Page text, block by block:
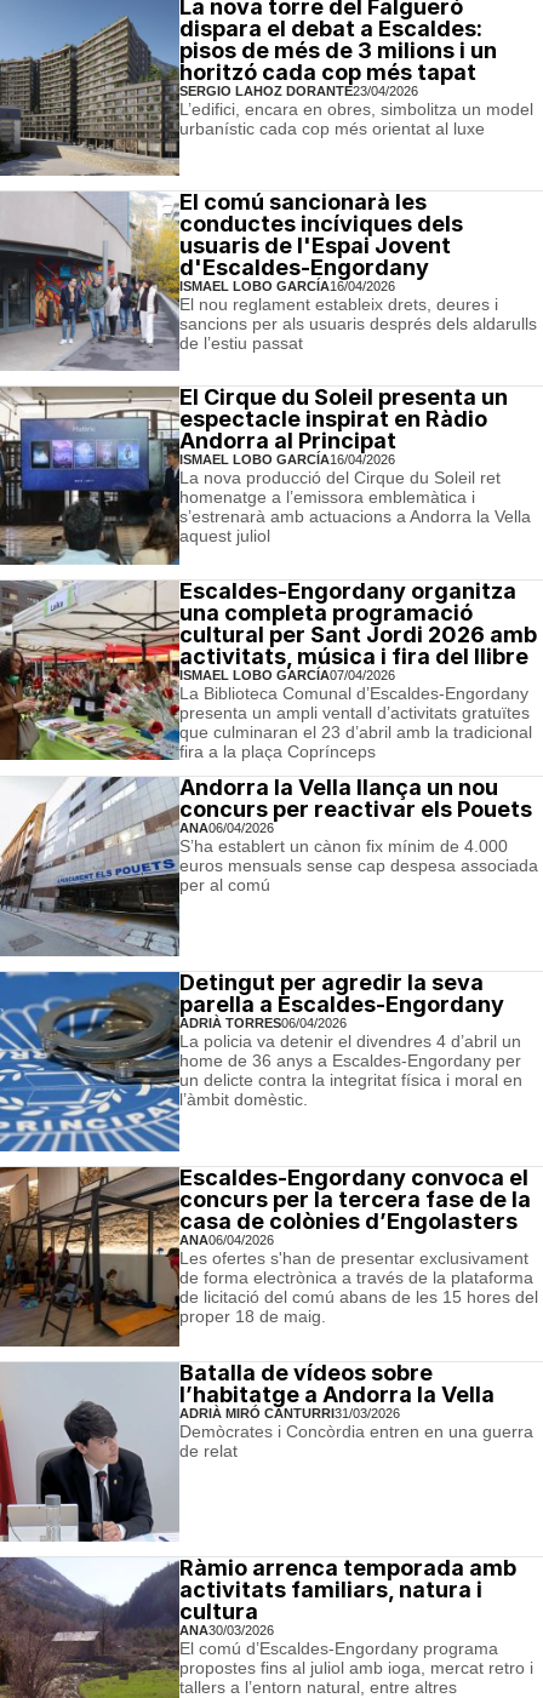
La nova torre del Falgueró
dispara el debat a Escaldes:
pisos de més de 3 milions i un
horitzó cada cop més tapat
SERGIO LAHOZ DORANTE23/04/2026
L’edifici, encara en obres, simbolitza un model
urbanístic cada cop més orientat al luxe
El comú sancionarà les
conductes incíviques dels
usuaris de l'Espai Jovent
d'Escaldes-Engordany
ISMAEL LOBO GARCÍA16/04/2026
El nou reglament estableix drets, deures i
sancions per als usuaris després dels aldarulls
de l’estiu passat
El Cirque du Soleil presenta un
espectacle inspirat en Ràdio
Andorra al Principat
ISMAEL LOBO GARCÍA16/04/2026
La nova producció del Cirque du Soleil ret
homenatge a l’emissora emblemàtica i
s’estrenarà amb actuacions a Andorra la Vella
aquest juliol
Escaldes-Engordany organitza
una completa programació
cultural per Sant Jordi 2026 amb
activitats, música i fira del llibre
ISMAEL LOBO GARCÍA07/04/2026
La Biblioteca Comunal d’Escaldes-Engordany
presenta un ampli ventall d’activitats gratuïtes
que culminaran el 23 d’abril amb la tradicional
fira a la plaça Coprínceps
Andorra la Vella llança un nou
concurs per reactivar els Pouets
ANA06/04/2026
S’ha establert un cànon fix mínim de 4.000
euros mensuals sense cap despesa associada
per al comú
Detingut per agredir la seva
parella a Escaldes-Engordany
ADRIÀ TORRES06/04/2026
La policia va detenir el divendres 4 d’abril un
home de 36 anys a Escaldes-Engordany per
un delicte contra la integritat física i moral en
l’àmbit domèstic.
Escaldes-Engordany convoca el
concurs per la tercera fase de la
casa de colònies d’Engolasters
ANA06/04/2026
Les ofertes s'han de presentar exclusivament
de forma electrònica a través de la plataforma
de licitació del comú abans de les 15 hores del
proper 18 de maig.
Batalla de vídeos sobre
l’habitatge a Andorra la Vella
ADRIÀ MIRÓ CANTURRI31/03/2026
Demòcrates i Concòrdia entren en una guerra
de relat
Ràmio arrenca temporada amb
activitats familiars, natura i
cultura
ANA30/03/2026
El comú d’Escaldes-Engordany programa
propostes fins al juliol amb ioga, mercat retro i
tallers a l’entorn natural, entre altres